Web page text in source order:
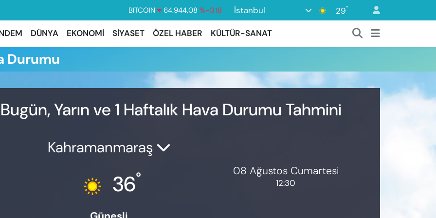
BITCOIN 64.944,08 %-0.18
DOLAR
47,7436
%0.18
EURO
55,2510 %0.32
6660.55
İstanbul 29°
DÜNYA EKONOMİ SİYASET ÖZEL HABER KÜLTÜR-SANAT
Durumu
Yarın ve 1 Haftalık Hava Durumu Tahmini
Kahramanmaraş
36° 08 Ağustos Cumartesi
12:30